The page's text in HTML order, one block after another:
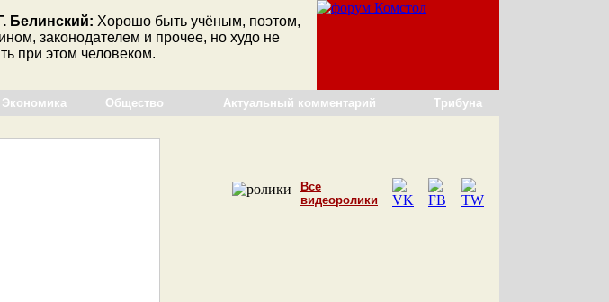
Белинский: Хорошо быть учёным, поэтом,
законодателем и прочее, но худо не
при этом человеком.
Экономика Общество Актуальный комментарий Трибуна
Все
видеоролики